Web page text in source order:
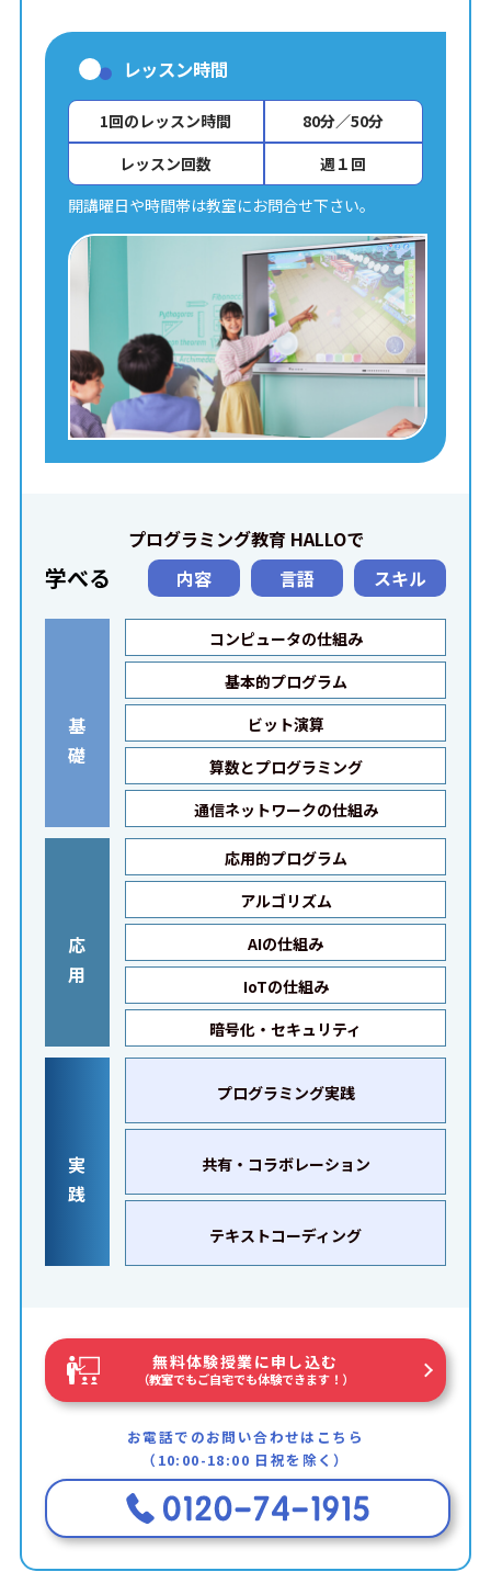
レッスン時間
1回のレッスン時間
80分／50分
レッスン回数
週１回
開講曜日や時間帯は教室にお問合せ下さい。
プログラミング教育 HALLOで
学べる 内容 言語 スキル
基
礎
コンピュータの仕組み
基本的プログラム
ビット演算
算数とプログラミング
通信ネットワークの仕組み
応
用
応用的プログラム
アルゴリズム
AIの仕組み
IoTの仕組み
暗号化・セキュリティ
実
践
プログラミング実践
共有・コラボレーション
テキストコーディング
無料体験授業に申し込む
（教室でもご自宅でも体験できます！）
お電話でのお問い合わせはこちら
（10:00-18:00 日祝を除く）